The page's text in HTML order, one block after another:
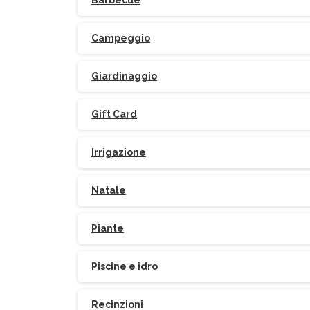
Campeggio
Giardinaggio
Gift Card
Irrigazione
Natale
Piante
Piscine e idro
Recinzioni